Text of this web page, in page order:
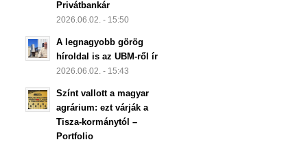
Privátbankár
2026.06.02. - 15:50
A legnagyobb görög
híroldal is az UBM-ről ír
2026.06.02. - 15:43
Színt vallott a magyar
agrárium: ezt várják a
Tisza-kormánytól –
Portfolio